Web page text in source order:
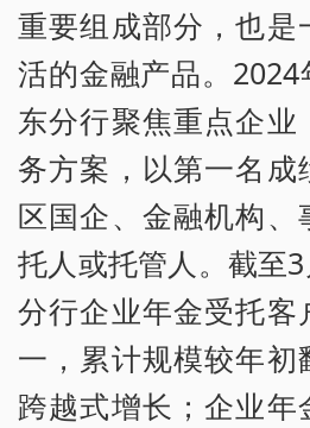
重要组成部分，也是
活的金融产品。
东分行聚焦重点企业
务方案，以第一名成
区国企、金融机构、
托人或托管人。截至
分行企业年金受托客
一，累计规模较年初
跨越式增长；企业年